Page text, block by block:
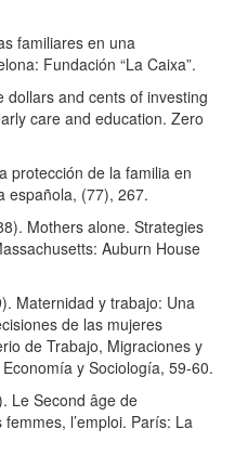
familiares en una
Fundación “La Caixa”.
and cents of investing
care and education. Zero
protección de la familia en
española, (77), 267.
Mothers alone. Strategies
Auburn House
Maternidad y trabajo: Una
de las mujeres
de Trabajo, Migraciones y
y Sociología, 59-60.
Le Second âge de
l’emploi. París: La